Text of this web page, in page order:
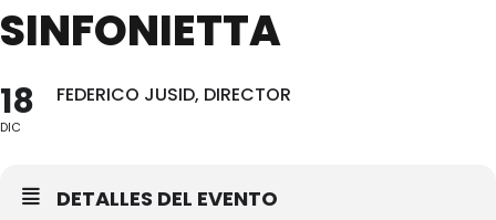
SINFONIETTA
18
DIC
FEDERICO JUSID, DIRECTOR
DETALLES DEL EVENTO